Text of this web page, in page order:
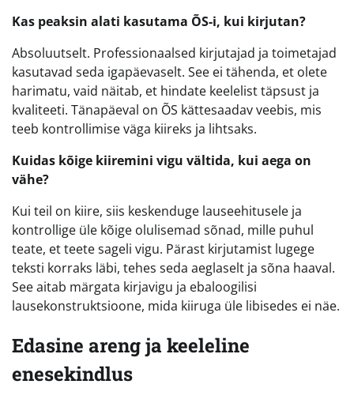
Kas peaksin alati kasutama ÕS-i, kui kirjutan?
Absoluutselt. Professionaalsed kirjutajad ja toimetajad
kasutavad seda igapäevaselt. See ei tähenda, et olete
harimatu, vaid näitab, et hindate keelelist täpsust ja
kvaliteeti. Tänapäeval on ÕS kättesaadav veebis, mis
teeb kontrollimise väga kiireks ja lihtsaks.
Kuidas kõige kiiremini vigu vältida, kui aega on
vähe?
Kui teil on kiire, siis keskenduge lauseehitusele ja
kontrollige üle kõige olulisemad sõnad, mille puhul
teate, et teete sageli vigu. Pärast kirjutamist lugege
teksti korraks läbi, tehes seda aeglaselt ja sõna haaval.
See aitab märgata kirjavigu ja ebaloogilisi
lausekonstruktsioone, mida kiiruga üle libisedes ei näe.
Edasine areng ja keeleline
enesekindlus